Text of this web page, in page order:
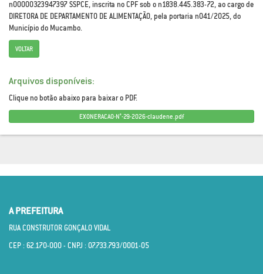
n00000323947397 SSPCE, inscrita no CPF sob o n1838.445.383-72, ao cargo de
DIRETORA DE DEPARTAMENTO DE ALIMENTAÇÃO, pela portaria n041/2025, do
Município do Mucambo.
VOLTAR
Arquivos disponíveis:
Clique no botão abaixo para baixar o PDF.
EXONERACAO-N°-29-2026-claudene.pdf
A PREFEITURA
RUA CONSTRUTOR GONÇALO VIDAL
CEP : 62.170­-000 - CNPJ : 07.733.793/0001­-05